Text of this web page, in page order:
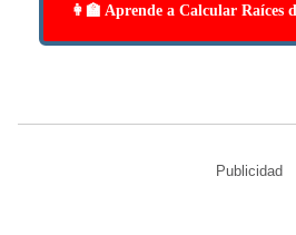
👩‍🏫 Aprende a Calcular Raíces
Publicidad